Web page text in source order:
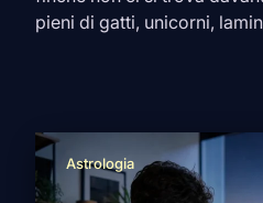
pieni di gatti, unicorni,
e scoprire, una volta […]
Astrologia